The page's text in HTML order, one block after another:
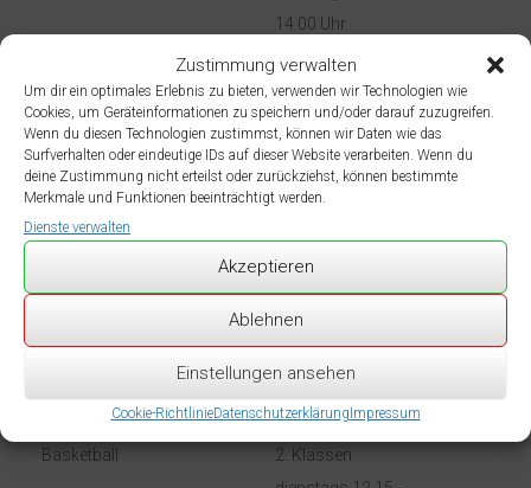
Zustimmung verwalten
Um dir ein optimales Erlebnis zu bieten, verwenden wir Technologien wie
Cookies, um Geräteinformationen zu speichern und/oder darauf zuzugreifen.
Wenn du diesen Technologien zustimmst, können wir Daten wie das
Surfverhalten oder eindeutige IDs auf dieser Website verarbeiten. Wenn du
deine Zustimmung nicht erteilst oder zurückziehst, können bestimmte
Merkmale und Funktionen beeinträchtigt werden.
Dienste verwalten
Akzeptieren
Ablehnen
Einstellungen ansehen
Cookie-RichtlinieDatenschutzerklärungImpressum
14.00 Uhr
dienstags 14.00 -
14.45 Uhr
Theater
2.-4. Klassen:
donnerstags 13.15
- 14.45 Uhr
Chor
2.-4. Klassen:
dienstags 13.15 -
montags 12.15 -
13.00 Uhr
Basketball
2. Klassen: